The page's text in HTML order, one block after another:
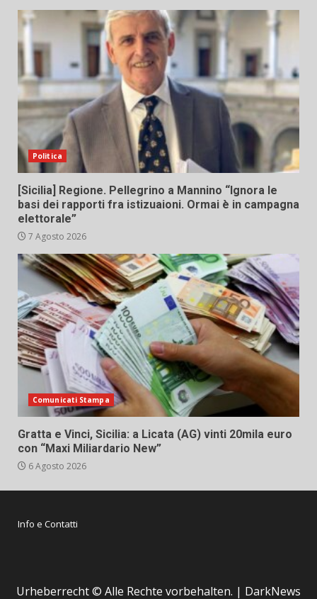
Politica
[Sicilia] Regione. Pellegrino a Mannino “Ignora le
basi dei rapporti fra istizuaioni. Ormai è in campagna
elettorale”
7 Agosto 2026
Comunicati Stampa
Gratta e Vinci, Sicilia: a Licata (AG) vinti 20mila euro
con “Maxi Miliardario New”
6 Agosto 2026
Info e Contatti
Urheberrecht © Alle Rechte vorbehalten. | DarkNews